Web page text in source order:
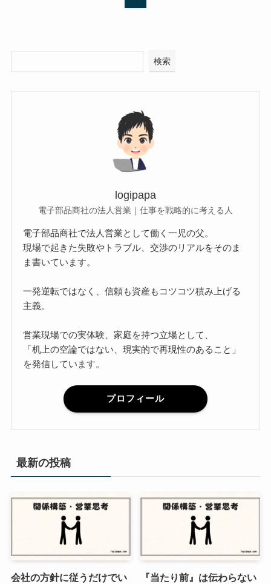
検索
logipapa
電子部品商社の法人営業｜仕事を戦略的に考える人
電子部品商社で法人営業として働く一児の父。
現場で起きた失敗やトラブル、交渉のリアルをそのま
ま書いています。
一発逆転ではなく、信頼も資産もコツコツ積み上げる
主義。
営業現場での実体験、家庭を持つ立場として、
「机上の空論ではない、現実的で再現性のあること」
を発信しています。
プロフィール
最新の投稿
会社の方針に従うだけでい
『当たり前』は伝わらない